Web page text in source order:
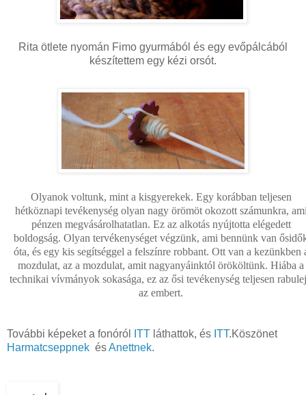
Rita ötlete nyomán Fimo gyurmából és egy evőpálcából
készítettem egy kézi orsót.
Olyanok voltunk, mint a kisgyerekek. Egy korábban teljesen
hétköznapi tevékenység olyan nagy örömöt okozott számunkra,
pénzen megvásárolhatatlan. Ez az alkotás nyújtotta elégedett
boldogság. Olyan tervékenységet végzünk, ami bennünk van
óta, és egy kis segítséggel a felszínre robbant. Ott van a kezünkben
mozdulat, az a mozdulat, amit nagyanyáinktól örököltünk. Hiába a
technikai vívmányok sokasága, ez az ősi tevékenység teljesen
az embert.
További képeket a fonóról ITT láthattok, és ITT.Köszönet
Harmatcseppnek ésAnettnek.